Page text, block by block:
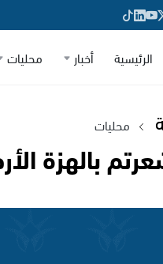
الرئيسية أخبار محليات
محليات
بالهزة